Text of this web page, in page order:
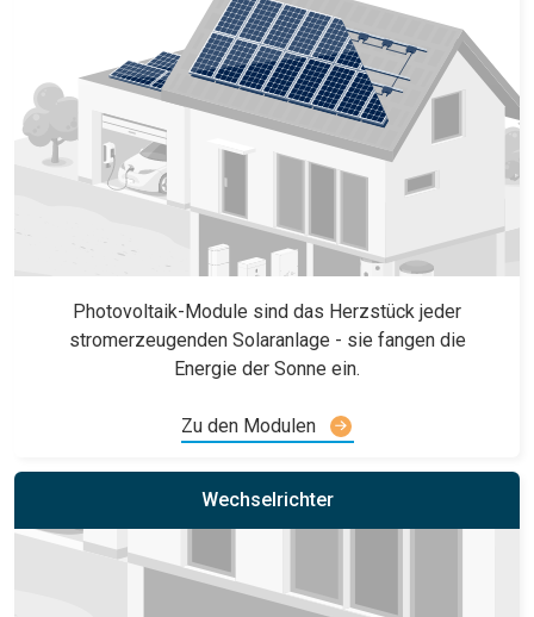
Photovoltaik-Module sind das Herzstück jeder
stromerzeugenden Solaranlage - sie fangen die
Energie der Sonne ein.
Zu den Modulen
Wechselrichter